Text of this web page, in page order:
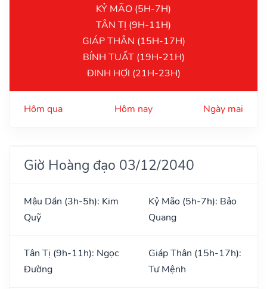
KỶ MÃO (5H-7H)
TÂN TỊ (9H-11H)
GIÁP THÂN (15H-17H)
BÍNH TUẤT (19H-21H)
ĐINH HỢI (21H-23H)
Hôm qua Hôm nay Ngày mai
Giờ Hoàng đạo 03/12/2040
Mậu Dần (3h-5h): Kim
Quỹ
Kỷ Mão (5h-7h): Bảo
Quang
Tân Tị (9h-11h): Ngọc
Đường
Giáp Thân (15h-17h):
Tư Mệnh